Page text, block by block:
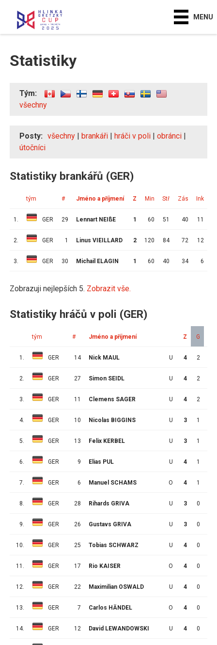
MENU
Statistiky
Tým:
všechny
Posty: všechny | brankáři | hráči v poli | obránci |
útočníci
Statistiky brankářů (GER)
tým # Jméno a příjmení Z Min Stř Zás Ink
1. GER 29 Lennart NEIßE 1 60 51 40 11
2. GER 1 Linus VIEILLARD 2 120 84 72 12
3. GER 30 Michail ELAGIN 1 60 40 34 6
Zobrazuji nejlepších 5. Zobrazit vše.
Statistiky hráčů v poli (GER)
tým # Jméno a příjmení Z G
1. GER 14 Nick MAUL U 4 2
2. GER 27 Simon SEIDL U 4 2
3. GER 11 Clemens SAGER U 4 2
4. GER 10 Nicolas BIGGINS U 3 1
5. GER 13 Felix KERBEL U 3 1
6. GER 9 Elias PUL U 4 1
7. GER 6 Manuel SCHAMS O 4 1
8. GER 28 Rihards GRIVA U 3 0
9. GER 26 Gustavs GRIVA U 3 0
10. GER 25 Tobias SCHWARZ U 4 0
11. GER 17 Rio KAISER O 4 0
12. GER 22 Maximilian OSWALD U 4 0
13. GER 7 Carlos HÄNDEL O 4 0
14. GER 12 David LEWANDOWSKI U 4 0